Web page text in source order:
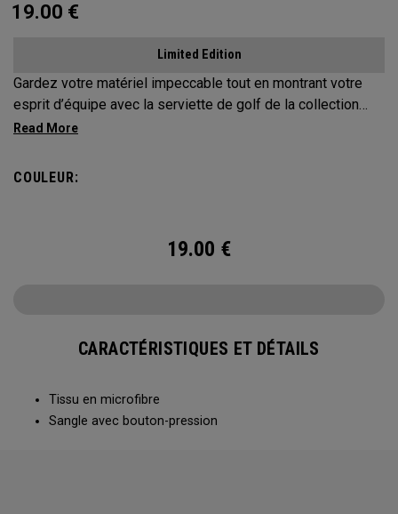
19.00 €
Limited Edition
Gardez votre matériel impeccable tout en montrant votre
esprit d’équipe avec la serviette de golf de la collection
Team USA.
COULEUR:
19.00 €
CARACTÉRISTIQUES ET DÉTAILS
Tissu en microfibre
Sangle avec bouton-pression